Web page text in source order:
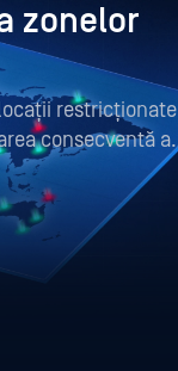
zonelor
restricționate
consecventă a